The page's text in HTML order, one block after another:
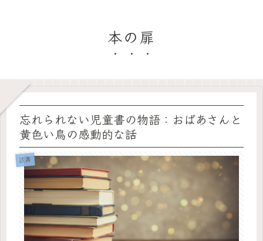
本の扉
忘れられない児童書の物語：おばあさんと
黄色い鳥の感動的な話
読書